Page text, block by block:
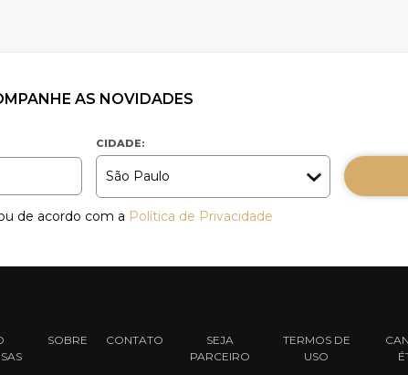
AS NOVIDADES
CIDADE:
de acordo com a Política de Privacidade
SOBRE CONTATO SEJA
PARCEIRO
TERMOS DE
USO